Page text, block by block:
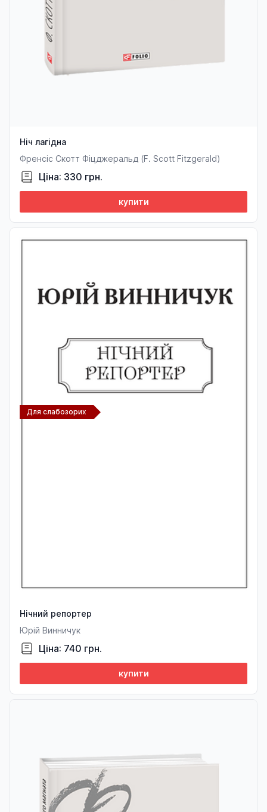
Ніч лагідна
Френсіс Скотт Фіцджеральд (F. Sсott Fitzgerald)
Ціна: 330 грн.
купити
Для слабозорих
Нічний репортер
Юрій Винничук
Ціна: 740 грн.
купити